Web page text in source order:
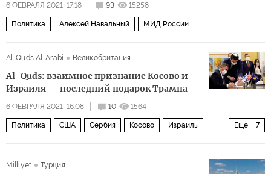
6 ФЕВРАЛЯ 2021, 17:18 93 15258
Политика Алексей Навальный МИД России
Al-Quds Al-Arabi Великобритания
Al-Quds: взаимное признание Косово и
Израиля — последний подарок Трампа
6 ФЕВРАЛЯ 2021, 16:08 10 1564
Еще 7
Политика США Сербия Косово Израиль
посольство
Milliyet Турция